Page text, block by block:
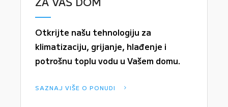
Otkrijte našu tehnologiju za
klimatizaciju, grijanje, hlađenje i
potrošnu toplu vodu u Vašem domu.
SAZNAJ VIŠE O PONUDI